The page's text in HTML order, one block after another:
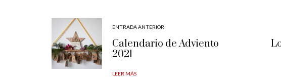
ENTRADA ANTERIOR
Calendario de Adviento
2021
LEER MÁS